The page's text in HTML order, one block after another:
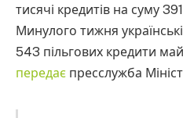
тисячі кредитів на суму
Минулого тижня
543 пільгових кредити
передає пресслужба